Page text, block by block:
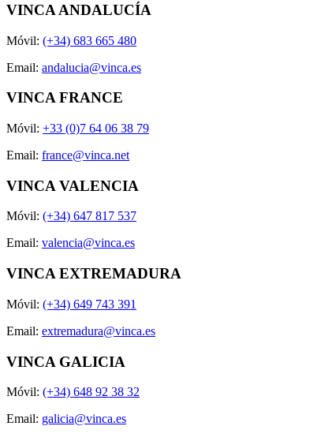
VINCA ANDALUCÍA
Móvil: (+34) 683 665 480
Email: andalucia@vinca.es
VINCA FRANCE
Móvil: +33 (0)7 64 06 38 79
Email: france@vinca.net
VINCA VALENCIA
Móvil: (+34) 647 817 537
Email: valencia@vinca.es
VINCA EXTREMADURA
Móvil: (+34) 649 743 391
Email: extremadura@vinca.es
VINCA GALICIA
Móvil: (+34) 648 92 38 32
Email: galicia@vinca.es